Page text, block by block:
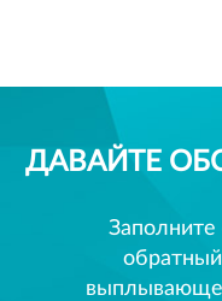
ДАВАЙТЕ